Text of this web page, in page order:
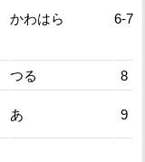
かわはら 6-7
つる
8
あ 9